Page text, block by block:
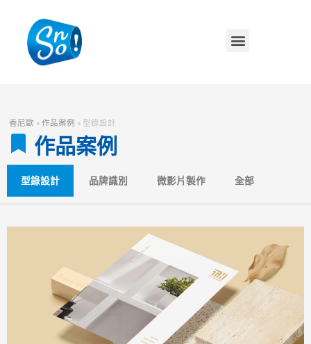
香尼歐 »作品案例 » 型錄設計
作品案例
型錄設計 品牌識別 微影片製作 全部